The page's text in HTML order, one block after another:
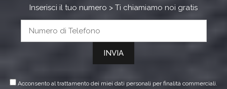
Inserisci il tuo numero > Ti chiamiamo noi gratis
Acconsento al trattamento dei miei dati personali per finalità commerciali.